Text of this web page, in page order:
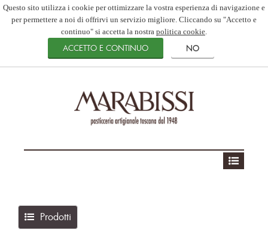
Questo sito utilizza i cookie per ottimizzare la vostra esperienza di navigazione e
per permettere a noi di offrirvi un servizio migliore. Cliccando su "Accetto e
continuo" si accetta la nostra politica cookie.
Prodotti